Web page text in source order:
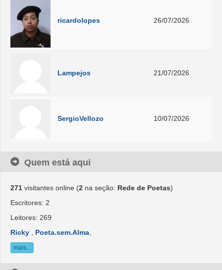
ricardolopes 26/07/2026
Lampejos 21/07/2026
SergioVellozo 10/07/2026
Quem está aqui
271 visitantes online (2 na seção: Rede de Poetas)
Escritores: 2
Leitores: 269
Ricky
Poeta.sem.Alma
mais...